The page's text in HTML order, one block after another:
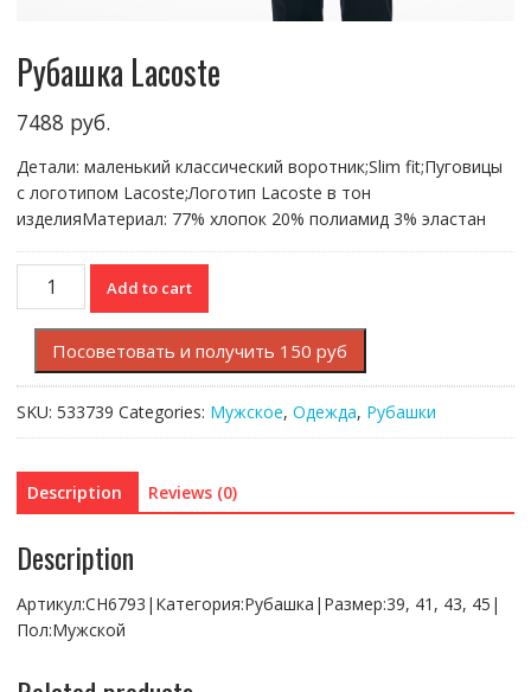
Рубашка Lacoste
7488 руб.
Детали: маленький классический воротник;Slim fit;Пуговицы
с логотипом Lacoste;Логотип Lacoste в тон
изделияМатериал: 77% хлопок 20% полиамид 3% эластан
Рубашка
Lacoste
quantity
Add to cart
Посоветовать и получить 150 руб
SKU: 533739 Categories: Мужское, Одежда, Рубашки
Description Reviews (0)
Description
Артикул:CH6793|Категория:Рубашка|Размер:39, 41, 43, 45|
Пол:Мужской